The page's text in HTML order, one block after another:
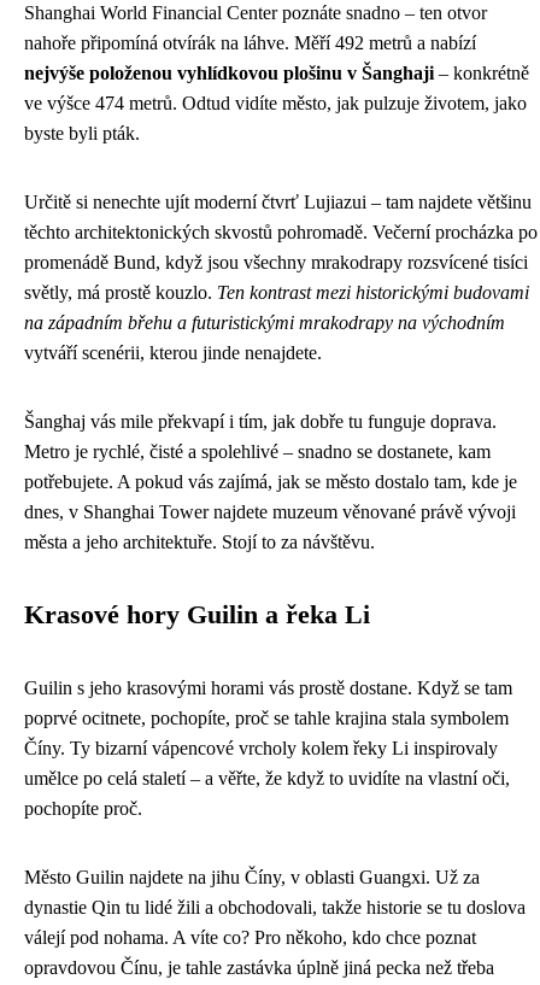
Shanghai World Financial Center poznáte snadno – ten otvor
nahoře připomíná otvírák na láhve. Měří 492 metrů a nabízí
nejvýše položenou vyhlídkovou plošinu v Šanghaji – konkrétně
ve výšce 474 metrů. Odtud vidíte město, jak pulzuje životem, jako
byste byli pták.
Určitě si nenechte ujít moderní čtvrť Lujiazui – tam najdete většinu
těchto architektonických skvostů pohromadě. Večerní procházka po
promenádě Bund, když jsou všechny mrakodrapy rozsvícené tisíci
světly, má prostě kouzlo. Ten kontrast mezi historickými budovami
na západním břehu a futuristickými mrakodrapy na východním
vytváří scenérii, kterou jinde nenajdete.
Šanghaj vás mile překvapí i tím, jak dobře tu funguje doprava.
Metro je rychlé, čisté a spolehlivé – snadno se dostanete, kam
potřebujete. A pokud vás zajímá, jak se město dostalo tam, kde je
dnes, v Shanghai Tower najdete muzeum věnované právě vývoji
města a jeho architektuře. Stojí to za návštěvu.
Krasové hory Guilin a řeka Li
Guilin s jeho krasovými horami vás prostě dostane. Když se tam
poprvé ocitnete, pochopíte, proč se tahle krajina stala symbolem
Číny. Ty bizarní vápencové vrcholy kolem řeky Li inspirovaly
umělce po celá staletí – a věřte, že když to uvidíte na vlastní oči,
pochopíte proč.
Město Guilin najdete na jihu Číny, v oblasti Guangxi. Už za
dynastie Qin tu lidé žili a obchodovali, takže historie se tu doslova
válejí pod nohama. A víte co? Pro někoho, kdo chce poznat
opravdovou Čínu, je tahle zastávka úplně jiná pecka než třeba